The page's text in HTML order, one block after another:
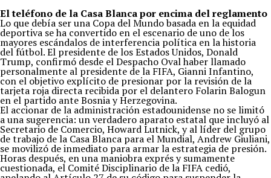
El teléfono de la Casa Blanca por encima del reglamento
Lo que debía ser una Copa del Mundo basada en la equidad
deportiva se ha convertido en el escenario de uno de los
mayores escándalos de interferencia política en la historia
del fútbol. El presidente de los Estados Unidos, Donald
Trump, confirmó desde el Despacho Oval haber llamado
personalmente al presidente de la FIFA, Gianni Infantino,
con el objetivo explícito de presionar por la revisión de la
tarjeta roja directa recibida por el delantero Folarin Balogun
en el partido ante Bosnia y Herzegovina.
El accionar de la administración estadounidense no se limitó
a una sugerencia: un verdadero aparato estatal que incluyó al
Secretario de Comercio, Howard Lutnick, y al líder del grupo
de trabajo de la Casa Blanca para el Mundial, Andrew Giuliani,
se movilizó de inmediato para armar la estrategia de presión.
Horas después, en una maniobra exprés y sumamente
cuestionada, el Comité Disciplinario de la FIFA cedió,